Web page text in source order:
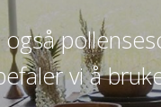
vi å